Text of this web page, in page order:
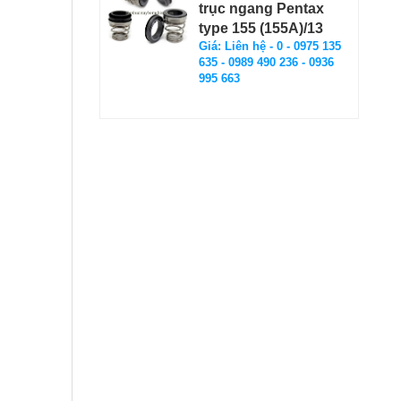
trục ngang Pentax
type 155 (155A)/13
Giá: Liên hệ - 0 - 0975 135
635 - 0989 490 236 - 0936
995 663